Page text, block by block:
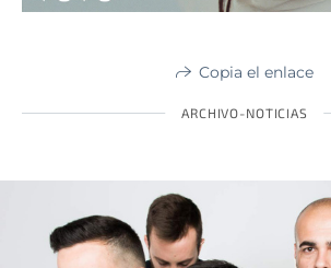
Copia el enlace
ARCHIVO-NOTICIAS